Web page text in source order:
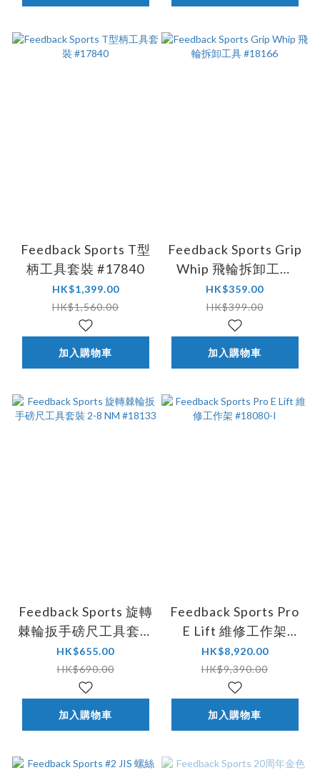
Feedback Sports T型
柄工具套裝 #17840
HK$1,399.00
HK$1,560.00
加入購物車
Feedback Sports Grip
Whip 飛輪拆卸工具
#18166
HK$359.00
HK$399.00
加入購物車
Feedback Sports 旋轉
棘輪扳手磅尺工具套裝
2-8 NM #18133
HK$655.00
HK$690.00
加入購物車
Feedback Sports Pro
E Lift 維修工作架
#18080-I
HK$8,920.00
HK$9,390.00
加入購物車